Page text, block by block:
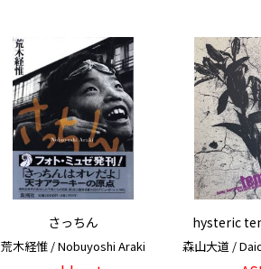
さっちん
荒木経惟 / Nobuyoshi Araki
hysteric
森山大道 /